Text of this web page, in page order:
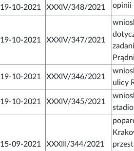
19-10-2021 XXXIV/348/2021 opinii
19-10-2021 XXXIV/347/2021
19-10-2021 XXXIV/346/2021
ulicy
19-10-2021 XXXIV/345/2021
15-09-2021 XXXIII/344/2021